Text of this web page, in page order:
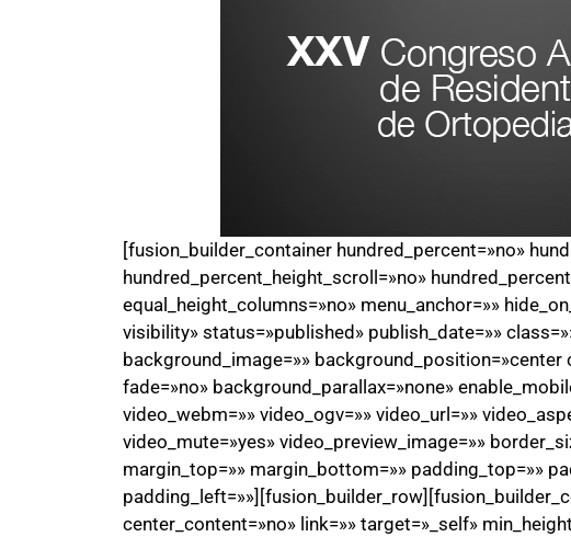
[fusion_builder_container hundred_percent=»no»
hundred_percent_height_scroll=»no»
equal_height_columns=»no» menu_anchor=»»
visibility» status=»published» publish_date=»»
background_image=»»
fade=»no» background_parallax=»none»
video_webm=»» video_ogv=»» video_url=»»
video_mute=»yes» video_preview_image=»»
margin_top=»» margin_bottom=»» padding_top=»»
center_content=»no» link=»» target=»_self»